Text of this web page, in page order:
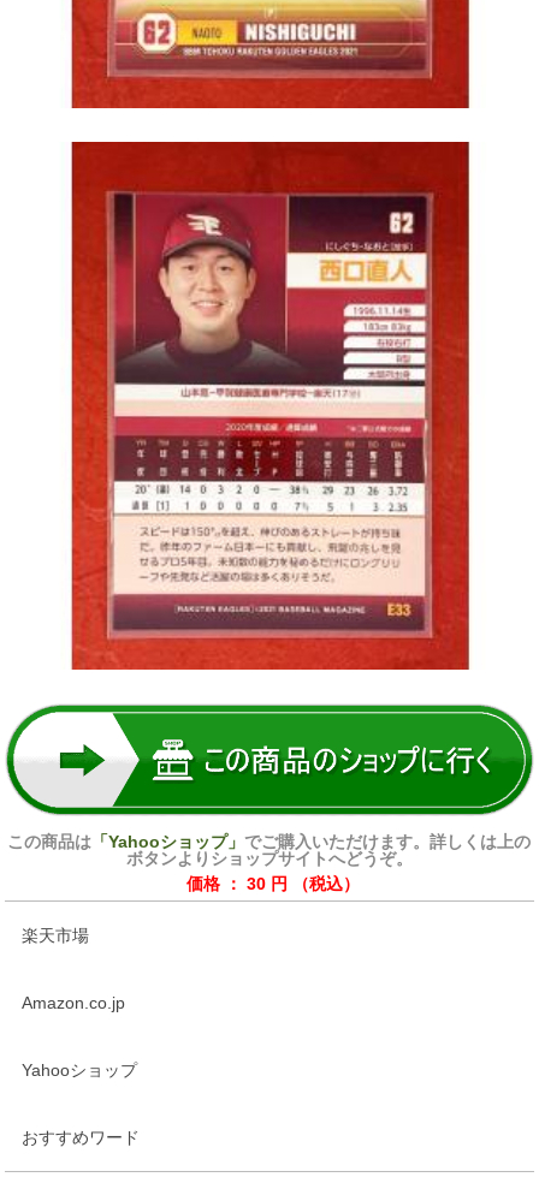
この商品は 「Yahooショップ」でご購入いただけます。詳しくは上の
ボタンよりショップサイトへどうぞ。
価格 ： 30 円 （税込）
楽天市場
Amazon.co.jp
Yahooショップ
おすすめワード